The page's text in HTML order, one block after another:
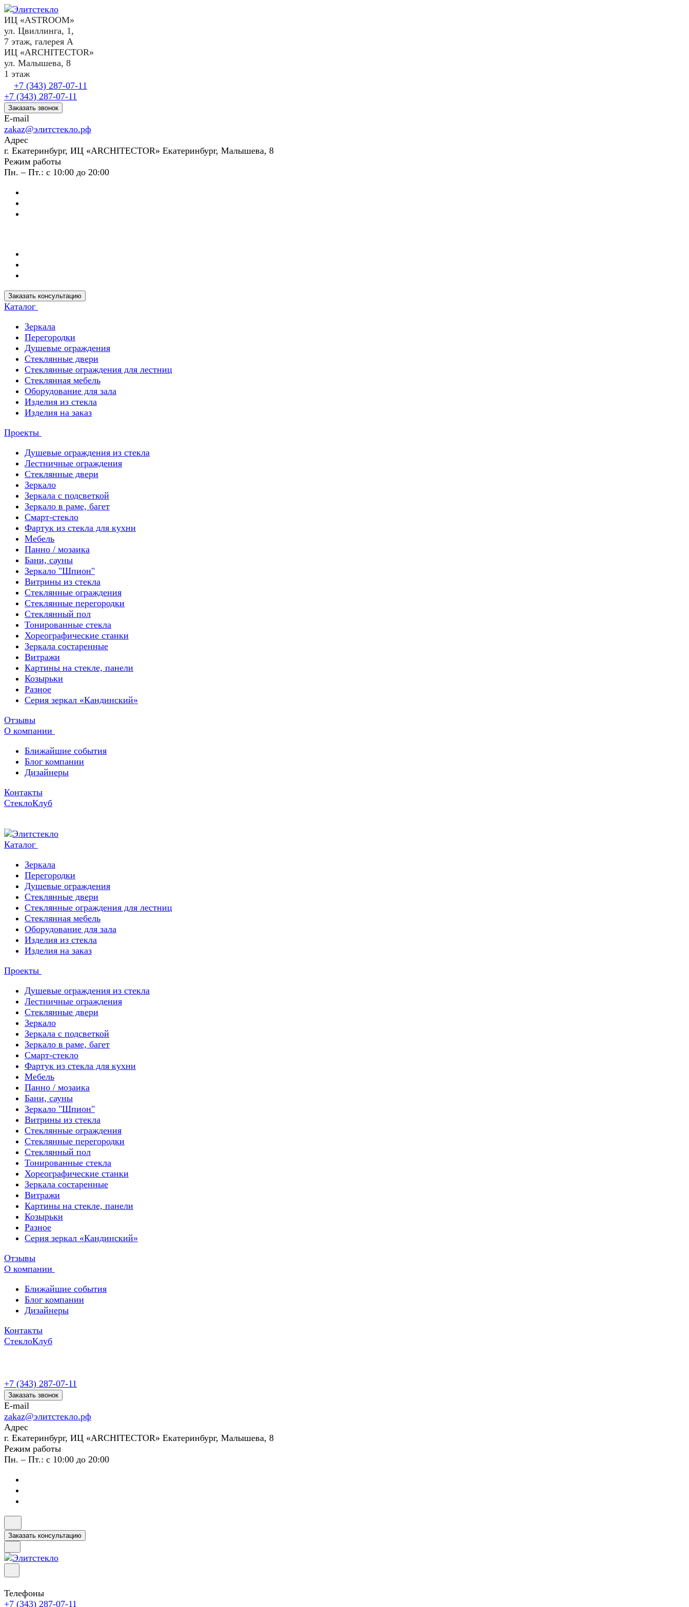
ИЦ «ASTROOM»
ул. Цвиллинга, 1,
7 этаж, галерея А
ИЦ «ARCHITECTOR»
ул. Малышева, 8
1 этаж
+7 (343) 287-07-11
+7 (343) 287-07-11
Заказать звонок
E-mail
zakaz@элитстекло.рф
Адрес
г. Екатеринбург, ИЦ «ARCHITECTOR» Екатеринбург, Малышева, 8
Режим работы
Пн. – Пт.: с 10:00 до 20:00
Заказать консультацию
Каталог
Зеркала
Перегородки
Душевые ограждения
Стеклянные двери
Стеклянные ограждения для лестниц
Стеклянная мебель
Оборудование для зала
Изделия из стекла
Изделия на заказ
Проекты
Душевые ограждения из стекла
Лестничные ограждения
Стеклянные двери
Зеркало
Зеркала с подсветкой
Зеркало в раме, багет
Смарт-стекло
Фартук из стекла для кухни
Мебель
Панно / мозаика
Бани, сауны
Зеркало "Шпион"
Витрины из стекла
Стеклянные ограждения
Стеклянные перегородки
Стеклянный пол
Тонированные стекла
Хореографические станки
Зеркала состаренные
Витражи
Картины на стекле, панели
Козырьки
Разное
Серия зеркал «Кандинский»
Отзывы
О компании
Ближайшие события
Блог компании
Дизайнеры
Контакты
СтеклоКлуб
Каталог
Зеркала
Перегородки
Душевые ограждения
Стеклянные двери
Стеклянные ограждения для лестниц
Стеклянная мебель
Оборудование для зала
Изделия из стекла
Изделия на заказ
Проекты
Душевые ограждения из стекла
Лестничные ограждения
Стеклянные двери
Зеркало
Зеркала с подсветкой
Зеркало в раме, багет
Смарт-стекло
Фартук из стекла для кухни
Мебель
Панно / мозаика
Бани, сауны
Зеркало "Шпион"
Витрины из стекла
Стеклянные ограждения
Стеклянные перегородки
Стеклянный пол
Тонированные стекла
Хореографические станки
Зеркала состаренные
Витражи
Картины на стекле, панели
Козырьки
Разное
Серия зеркал «Кандинский»
Отзывы
О компании
Ближайшие события
Блог компании
Дизайнеры
Контакты
СтеклоКлуб
+7 (343) 287-07-11
Заказать звонок
E-mail
zakaz@элитстекло.рф
Адрес
г. Екатеринбург, ИЦ «ARCHITECTOR» Екатеринбург, Малышева, 8
Режим работы
Пн. – Пт.: с 10:00 до 20:00
Заказать консультацию
Телефоны
+7 (343) 287-07-11